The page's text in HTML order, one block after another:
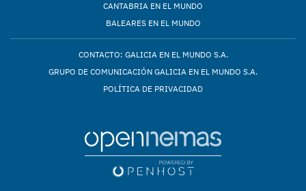
CANTABRIA EN EL MUNDO
BALEARES EN EL MUNDO
CONTACTO: GALICIA EN EL MUNDO S.A.
GRUPO DE COMUNICACIÓN GALICIA EN EL MUNDO S.A.
POLÍTICA DE PRIVACIDAD